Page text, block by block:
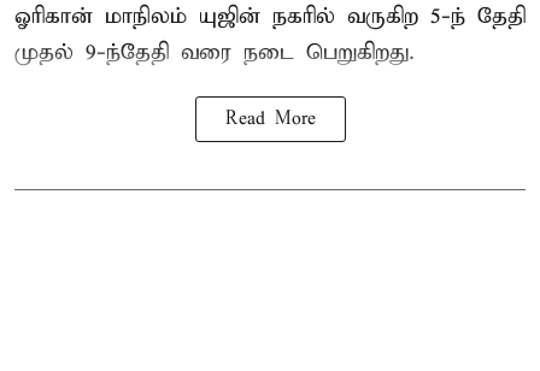
ஓரிகான் மாநிலம் யுஜின் நகரில் வருகிற 5-ந் தேதி
முதல் 9-ந்தேதி வரை நடை பெறுகிறது.
Read More